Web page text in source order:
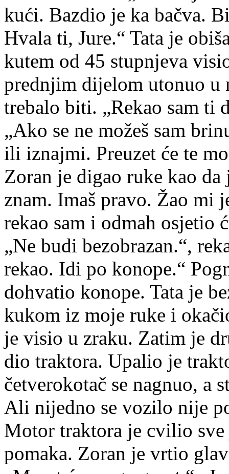
kući. Bazdio je ka bačva.
Hvala ti, Jure.“ Tata je
kutem od 45 stupnjeva
prednjim dijelom utonuo u
trebalo biti. „Rekao sam ti
„Ako se ne možeš sam
ili iznajmi. Preuzet će te
Zoran je digao ruke kao da
znam. Imaš pravo. Žao mi
rekao sam i odmah osjetio
„Ne budi bezobrazan.“,
rekao. Idi po konope.“
dohvatio konope. Tata je
kukom iz moje ruke i
je visio u zraku. Zatim je
dio traktora. Upalio je
četverokotač se nagnuo, a
Ali nijedno se vozilo nije
Motor traktora je cvilio
pomaka. Zoran je vrtio